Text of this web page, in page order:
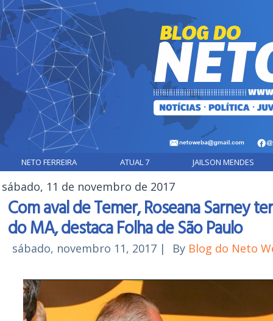
NETO FERREIRA ATUAL 7 JAILSON MENDES
sábado, 11 de novembro de 2017
Com aval de Temer, Roseana Sarney
do MA, destaca Folha de São Paulo
sábado, novembro 11, 2017 | By Blog do Neto